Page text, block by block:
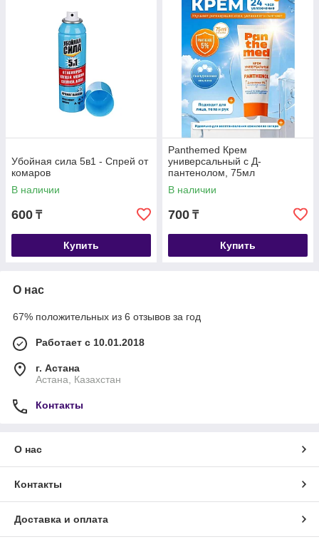
Убойная сила 5в1 - Спрей от
комаров
В наличии
600 ₸
Купить
Panthemed Крем
универсальный с Д-
пантенолом, 75мл
В наличии
700 ₸
Купить
О нас
67% положительных из 6 отзывов за год
Работает с 10.01.2018
г. Астана
Астана, Казахстан
Контакты
О нас
Контакты
Доставка и оплата